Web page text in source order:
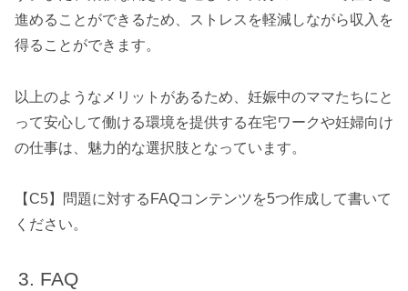
進めることができるため、ストレスを軽減しながら収入を
得ることができます。
以上のようなメリットがあるため、妊娠中のママたちにと
って安心して働ける環境を提供する在宅ワークや妊婦向け
の仕事は、魅力的な選択肢となっています。
【C5】問題に対するFAQコンテンツを5つ作成して書いて
ください。
FAQ